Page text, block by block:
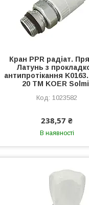
Кран PPR радіат.
Латунь з
антипротікання
20 ТМ KOER
1023582
238,57 ₴
В наявності